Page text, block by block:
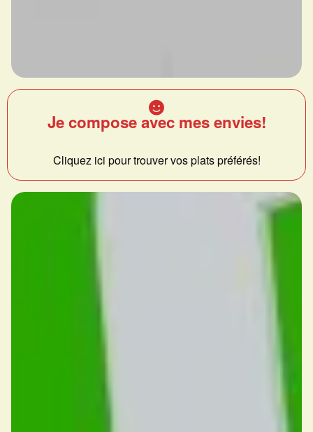
Je compose avec mes envies!
Cliquez ici pour trouver vos plats préférés!